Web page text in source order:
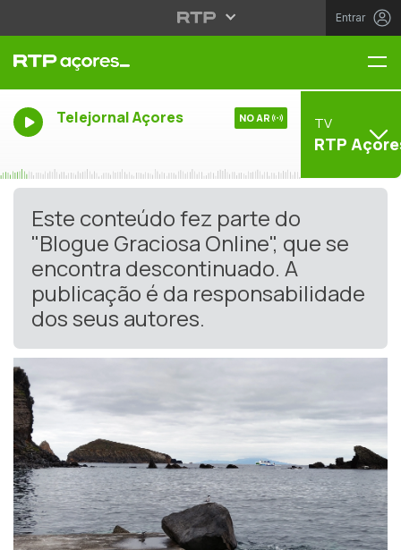
Entrar
Telejornal Açores NO AR TV
RTP
Este conteúdo fez parte do
"Blogue Graciosa Online", que se
encontra descontinuado. A
publicação é da responsabilidade
dos seus autores.